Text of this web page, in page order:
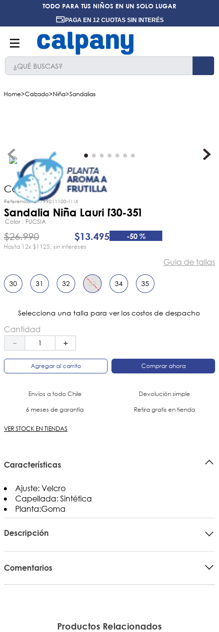
TODO PARA TUS NIÑOS EN UN SOLO LUGAR
PAGA EN 12 CUOTAS SIN INTERÉS
¿QUÉ BUSCAS?
Calzado Niña Sandalias
Calpany
Referencia:CY799011100-1MX
Sandalia Niña Lauri [30-35]
Color FUCSIA
$26.990 $13.495 -50 %
12x$1125 sin intereses
Guia de tallas
30 31 32 33 34 35
Selecciona una talla para ver los costos de despacho
Cantidad
＋
－
Agregar al carrito Comprar ahora
Envíos a todo Chile
Devolución simple
6 meses de garantía
Retira gratis en tienda
VER STOCK EN TIENDAS
Características
Ajuste: Velcro
Capellada: Sintética
Planta:Goma
Descripción
Comentarios
Productos Relacionados
calpany
5.
ergonomicos
6.
botin niño
7.
zapatillas
8.
ergonomico
9.